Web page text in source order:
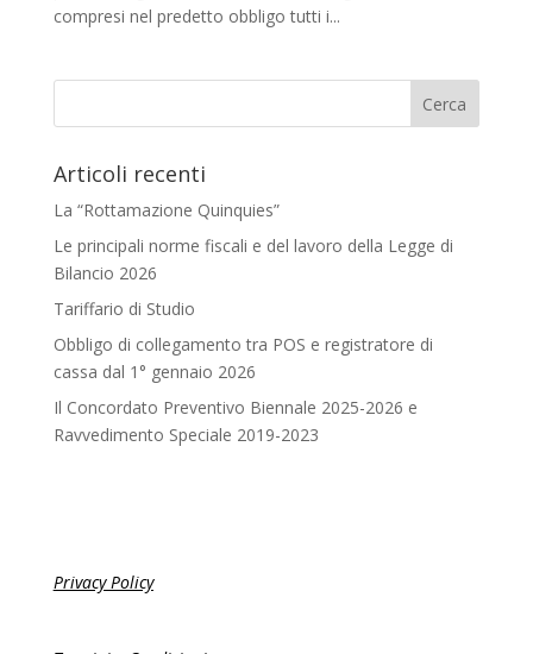
compresi nel predetto obbligo tutti i...
Articoli recenti
La “Rottamazione Quinquies”
Le principali norme fiscali e del lavoro della Legge di
Bilancio 2026
Tariffario di Studio
Obbligo di collegamento tra POS e registratore di
cassa dal 1° gennaio 2026
Il Concordato Preventivo Biennale 2025-2026 e
Ravvedimento Speciale 2019-2023
Privacy Policy